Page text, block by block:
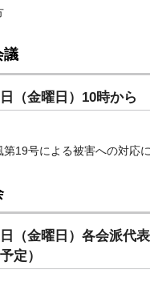
議
（金曜日）10時から
19号による被害への対応
（金曜日）各会派代
定）